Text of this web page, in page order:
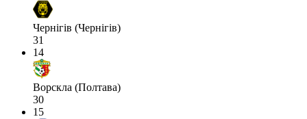
Чернігів (Чернігів)
31
14
Ворскла (Полтава)
30
15